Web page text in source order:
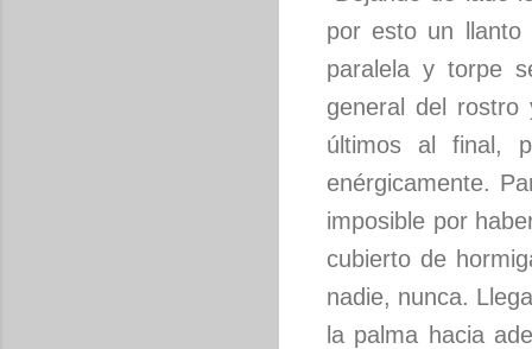
por esto un
paralela y torpe
general del rostro
últimos al final,
enérgicamente.
imposible por
cubierto de
nadie, nunca.
la palma hacia